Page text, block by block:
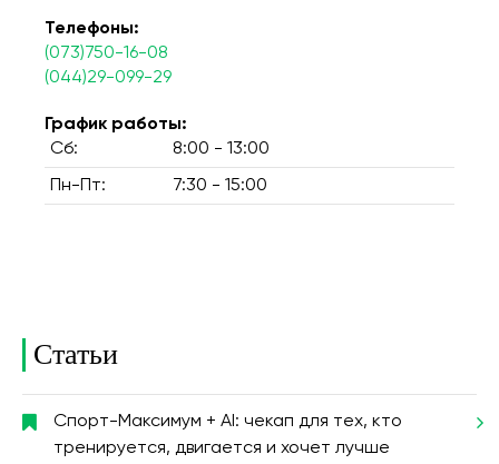
Телефоны:
(073)750-16-08
(044)29-099-29
График работы:
Сб:
8:00 - 13:00
Пн-Пт: 7:30 - 15:00
Статьи
Спорт-Максимум + AI: чекап для тех, кто
тренируется, двигается и хочет лучше